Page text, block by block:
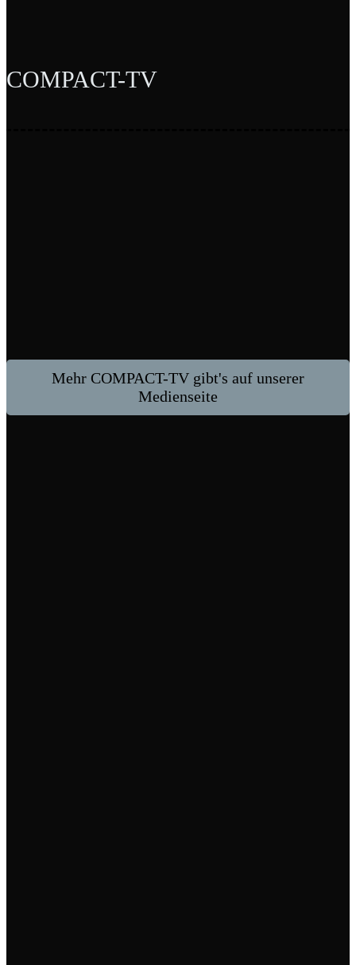
COMPACT-TV
Mehr COMPACT-TV gibt's auf unserer
Medienseite